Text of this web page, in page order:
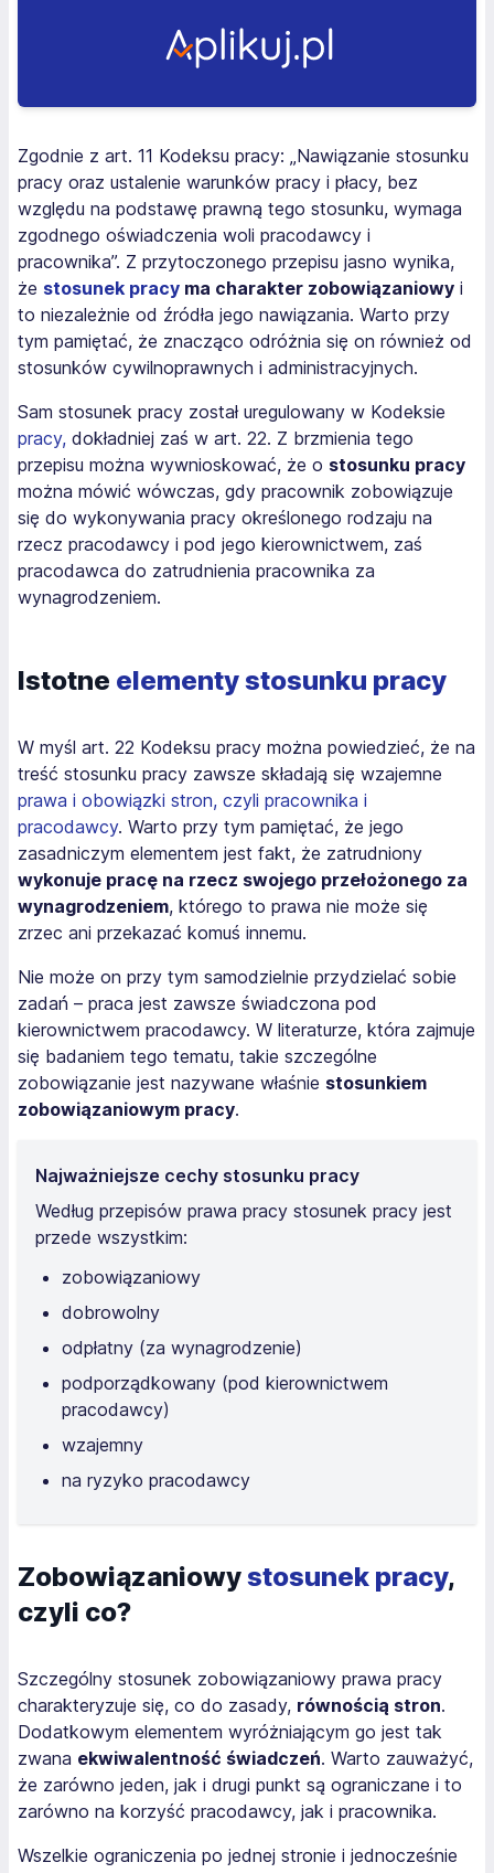
Zgodnie z art. 11 Kodeksu pracy: „Nawiązanie stosunku
pracy oraz ustalenie warunków pracy i płacy, bez
względu na podstawę prawną tego stosunku, wymaga
zgodnego oświadczenia woli pracodawcy i
pracownika”. Z przytoczonego przepisu jasno wynika,
że stosunek pracy ma charakter zobowiązaniowy i
to niezależnie od źródła jego nawiązania. Warto przy
tym pamiętać, że znacząco odróżnia się on również od
stosunków cywilnoprawnych i administracyjnych.
Sam stosunek pracy został uregulowany w Kodeksie
pracy, dokładniej zaś w art. 22. Z brzmienia tego
przepisu można wywnioskować, że o stosunku pracy
można mówić wówczas, gdy pracownik zobowiązuje
się do wykonywania pracy określonego rodzaju na
rzecz pracodawcy i pod jego kierownictwem, zaś
pracodawca do zatrudnienia pracownika za
wynagrodzeniem.
Istotne elementy stosunku pracy
W myśl art. 22 Kodeksu pracy można powiedzieć, że na
treść stosunku pracy zawsze składają się wzajemne
prawa i obowiązki stron, czyli pracownika i
pracodawcy. Warto przy tym pamiętać, że jego
zasadniczym elementem jest fakt, że zatrudniony
wykonuje pracę na rzecz swojego przełożonego za
wynagrodzeniem, którego to prawa nie może się
zrzec ani przekazać komuś innemu.
Nie może on przy tym samodzielnie przydzielać sobie
zadań – praca jest zawsze świadczona pod
kierownictwem pracodawcy. W literaturze, która zajmuje
się badaniem tego tematu, takie szczególne
zobowiązanie jest nazywane właśnie stosunkiem
zobowiązaniowym pracy.
Najważniejsze cechy stosunku pracy
Według przepisów prawa pracy stosunek pracy jest
przede wszystkim:
zobowiązaniowy
dobrowolny
odpłatny (za wynagrodzenie)
podporządkowany (pod kierownictwem
pracodawcy)
wzajemny
na ryzyko pracodawcy
Zobowiązaniowystosunek pracy,
czyli co?
Szczególny stosunek zobowiązaniowy prawa pracy
charakteryzuje się, co do zasady, równością stron.
Dodatkowym elementem wyróżniającym go jest tak
zwana ekwiwalentność świadczeń. Warto zauważyć,
że zarówno jeden, jak i drugi punkt są ograniczane i to
zarówno na korzyść pracodawcy, jak i pracownika.
Wszelkie ograniczenia po jednej stronie i jednocześnie